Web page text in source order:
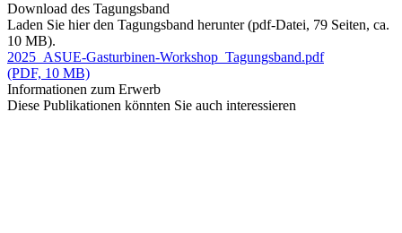
Download des Tagungsband
Laden Sie hier den Tagungsband herunter (pdf-Datei, 79 Seiten, ca.
10 MB).
2025_ASUE-Gasturbinen-Workshop_Tagungsband.pdf
(PDF, 10 MB)
Informationen zum Erwerb
Diese Publikationen könnten Sie auch interessieren